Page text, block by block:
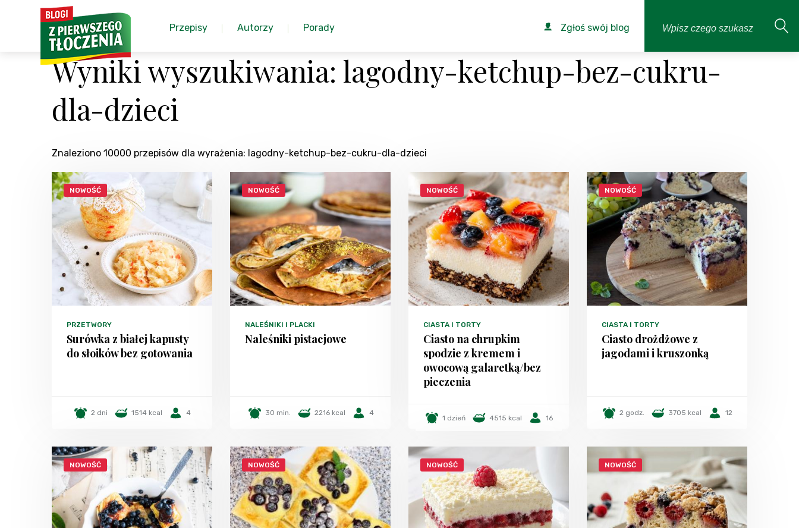
Przepisy Autorzy Porady Zgłoś swój blog
Wyniki wyszukiwania: lagodny-ketchup-bez-cukru-
dla-dzieci
Znaleziono 10000 przepisów dla wyrażenia: lagodny-ketchup-bez-cukru-dla-dzieci
NOWOŚĆ
PRZETWORY
Surówka z białej kapusty
do słoików bez gotowania
2 dni 1514 kcal 4
NOWOŚĆ
NALEŚNIKI I PLACKI
Naleśniki pistacjowe
30 min. 2216 kcal 4
NOWOŚĆ
CIASTA I TORTY
Ciasto na chrupkim
spodzie z kremem i
owocową galaretką/bez
pieczenia
1 dzień 4515 kcal 16
NOWOŚĆ
CIASTA I TORTY
Ciasto drożdżowe z
jagodami i kruszonką
2 godz. 3705 kcal 12
NOWOŚĆ NOWOŚĆ NOWOŚĆ NOWOŚĆ